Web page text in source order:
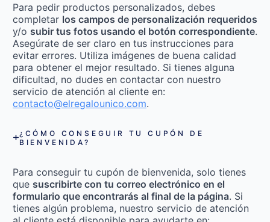
Para pedir productos personalizados, debes
completar los campos de personalización requeridos
y/o subir tus fotos usando el botón correspondiente.
Asegúrate de ser claro en tus instrucciones para
evitar errores. Utiliza imágenes de buena calidad
para obtener el mejor resultado. Si tienes alguna
dificultad, no dudes en contactar con nuestro
servicio de atención al cliente en:
contacto@elregalounico.com.
¿CÓMO CONSEGUIR TU CUPÓN DE
BIENVENIDA?
Para conseguir tu cupón de bienvenida, solo tienes
que suscribirte con tu correo electrónico en el
formulario que encontrarás al final de la página. Si
tienes algún problema, nuestro servicio de atención